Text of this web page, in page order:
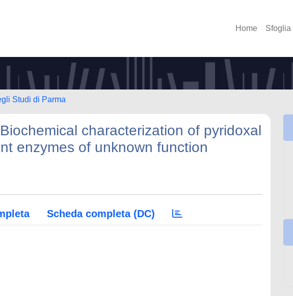
Home Sfoglia
Studi di Parma
characterization of pyridoxal
enzymes of unknown function
Scheda completa (DC)